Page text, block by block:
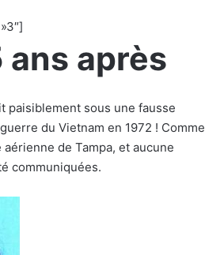
après
paisiblement sous une fausse
du Vietnam en 1972 ! Comme
de Tampa, et aucune
communiquées.